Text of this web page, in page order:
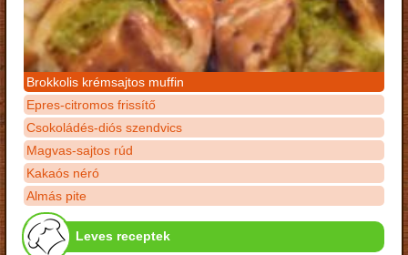
Brokkolis krémsajtos muffin
Epres-citromos frissítő
Csokoládés-diós szendvics
Magvas-sajtos rúd
Kakaós néró
Almás pite
Leves receptek